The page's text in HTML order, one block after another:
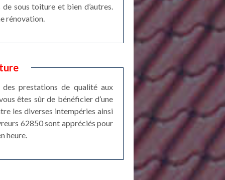
sous toiture et bien d’autres.
rénovation.
prestations de qualité aux
êtes sûr de bénéficier d’une
les diverses intempéries ainsi
62850 sont appréciés pour
heure.